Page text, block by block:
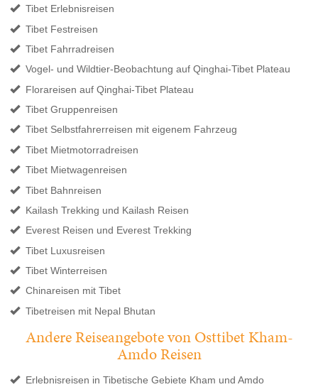
Tibet Erlebnisreisen
Tibet Festreisen
Tibet Fahrradreisen
Vogel- und Wildtier-Beobachtung auf Qinghai-Tibet Plateau
Florareisen auf Qinghai-Tibet Plateau
Tibet Gruppenreisen
Tibet Selbstfahrerreisen mit eigenem Fahrzeug
Tibet Mietmotorradreisen
Tibet Mietwagenreisen
Tibet Bahnreisen
Kailash Trekking und Kailash Reisen
Everest Reisen und Everest Trekking
Tibet Luxusreisen
Tibet Winterreisen
Chinareisen mit Tibet
Tibetreisen mit Nepal Bhutan
Andere Reiseangebote von Osttibet Kham-
Amdo Reisen
Erlebnisreisen in Tibetische Gebiete Kham und Amdo